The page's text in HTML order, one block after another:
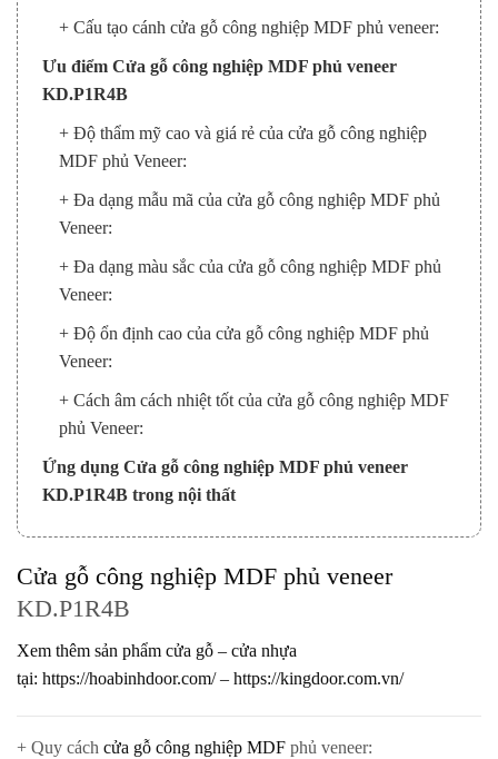
+ Cấu tạo cánh cửa gỗ công nghiệp MDF phủ veneer:
Ưu điểm Cửa gỗ công nghiệp MDF phủ veneer
KD.P1R4B
+ Độ thẩm mỹ cao và giá rẻ của cửa gỗ công nghiệp
MDF phủ Veneer:
+ Đa dạng mẫu mã của cửa gỗ công nghiệp MDF phủ
Veneer:
+ Đa dạng màu sắc của cửa gỗ công nghiệp MDF phủ
Veneer:
+ Độ ổn định cao của cửa gỗ công nghiệp MDF phủ
Veneer:
+ Cách âm cách nhiệt tốt của cửa gỗ công nghiệp MDF
phủ Veneer:
Ứng dụng Cửa gỗ công nghiệp MDF phủ veneer
KD.P1R4B trong nội thất
Cửa gỗ công nghiệp MDF phủ veneer
KD.P1R4B
Xem thêm sản phẩm cửa gỗ – cửa nhựa
tại: https://hoabinhdoor.com/– https://kingdoor.com.vn/
+ Quy cách cửa gỗ công nghiệp MDF phủ veneer: